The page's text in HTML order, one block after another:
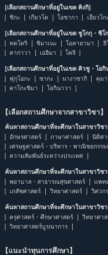
[เลือกสถานศึกษาที่อยู่ในเขต คิงกิ]
ชิกะ
เกียวโต โอซากา เฮียวโก
[เลือกสถานศึกษาที่อยู่ในเขต ชูโกกุ・ชิโ
ทตโตริ
ชิมาเนะ โอคายามา ฮิ
คากาวา
เอฮิมา โคจิ
[เลือกสถานศึกษาที่อยู่ในเขต คิวชู・โอกิ
ฟุกุโอกะ
ซากะ นางาซากิ คุม
คาโกะชิมา
โอกินาวา
【เลือกสถานศึกษาจากสาขาวิชา】
ค้นหาสถานศึกษาที่จะศึกษาในสาขาวิช
อักษรศาสตร์
ภาษาศาสตร์
นิติศ
เศรษฐศาสตร์・บริหาร・พาณิชยกรร
ความสัมพันธ์ระหว่างประเทศ
ค้นหาสถานศึกษาที่จะศึกษาในสาขาวิช
พยาบาล・สาธารณสุขศาสตร์
แพท
เภสัชศาสตร์
วิทยาศาสตร์ วิศวก
ค้นหาสถานศึกษาที่จะศึกษาในสาขาวิช
ครุศาสตร์・ศึกษาศาสตร์
วิทยาศา
วิทยาศาสตร์บูรณาการ
【แนะนำทุนการศึกษา】